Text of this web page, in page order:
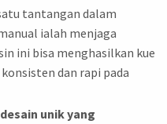
tantangan dalam
ialah menjaga
ini bisa menghasilkan kue
dan rapi pada
unik yang